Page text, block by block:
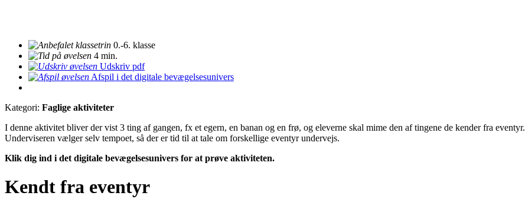
0.-6. klasse
4 min.
Udskriv pdf
Afspil i det digitale bevægelsesunivers
Kategori: Faglige aktiviteter
I denne aktivitet bliver der vist 3 ting af gangen, fx et egern, en banan og en frø, og eleverne skal mime den af tingene de kender fra eventyr.
Underviseren vælger selv tempoet, så der er tid til at tale om forskellige eventyr undervejs.
Klik dig ind i det digitale bevægelsesunivers for at prøve aktiviteten.
Kendt fra eventyr